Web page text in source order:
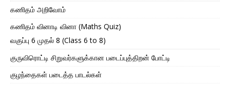
கணிதம் அறிவோம்
கணிதம் வினாடி வினா (Maths Quiz)
வகுப்பு 6 முதல் 8 (Class 6 to 8)
குருவிரொட்டி சிறுவர்களுக்கான படைப்புத்திறன் போட்டி
குழந்தைகள் படைத்த பாடல்கள்